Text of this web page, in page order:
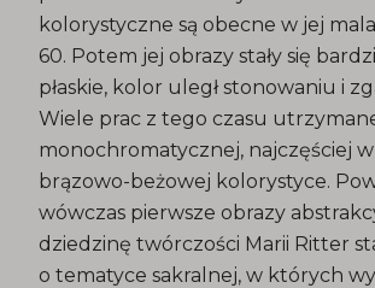
kolorystyczne są obecne w jej
60. Potem jej obrazy stały się
płaskie, kolor uległ stonowaniu i
Wiele prac z tego czasu
monochromatycznej, najczęściej w
brązowo-beżowej kolorystyce.
wówczas pierwsze obrazy
dziedzinę twórczości Marii Ritter
o tematyce sakralnej, w których